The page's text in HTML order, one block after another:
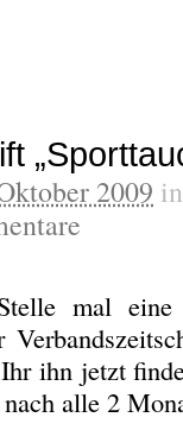
2009
mal eine
ihn jetzt
alle 2